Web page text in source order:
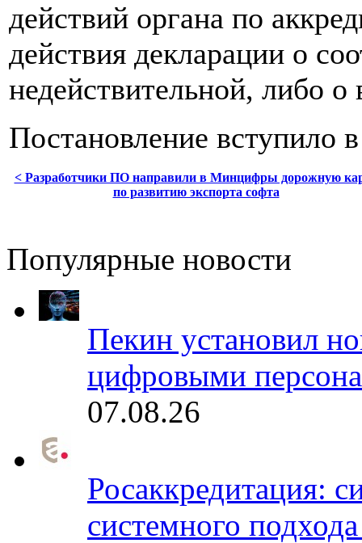
действий органа по
действия декларации о
недействительной, либо о
Постановление вступило
< Разработчики ПО направили в Минцифры дорожную
по развитию экспорта софта
Популярные новости
Пекин установил
цифровыми
07.08.26
Росаккредитация:
системного